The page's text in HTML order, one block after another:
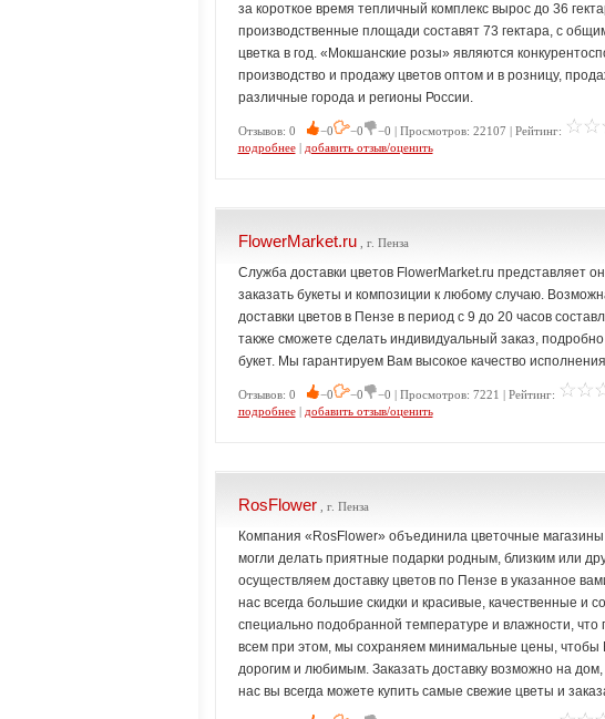
за короткое время тепличный комплекс вырос до 36
производственные площади составят 73 гектара, с
цветка в год. «Мокшанские розы» являются
производство и продажу цветов оптом и в розницу,
различные города и регионы России.
Отзывов: 0 −0 −0 −0 | Просмотров: 22107 | Рейтинг:
подробнее| добавить отзыв/оценить
FlowerMarket.ru, г. Пенза
Служба доставки цветов FlowerMarket.ru представляет
заказать букеты и композиции к любому случаю.
доставки цветов в Пензе в период с 9 до 20 часов
также сможете сделать индивидуальный заказ,
букет. Мы гарантируем Вам высокое качество
Отзывов: 0 −0 −0 −0 | Просмотров: 7221 | Рейтинг:
подробнее| добавить отзыв/оценить
RosFlower, г. Пенза
Компания «RosFlower» объединила цветочные
могли делать приятные подарки родным, близким или
осуществляем доставку цветов по Пензе в указанное
нас всегда большие скидки и красивые, качественные и
специально подобранной температуре и влажности,
всем при этом, мы сохраняем минимальные цены,
дорогим и любимым. Заказать доставку возможно на
нас вы всегда можете купить самые свежие цветы и